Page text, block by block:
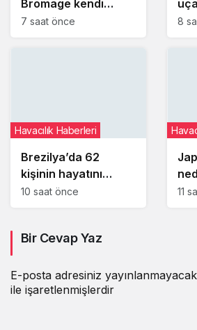
Bromage kendi
dünya rekorunu
7 saat önce 8
Brezilya’da 62
kişinin hayatını
kaybettiği Voepass
Havacılık Haberleri
10 saat önce
iç
11
Bir Cevap Yaz
E-posta adresiniz
ile işaretlenmişlerdir